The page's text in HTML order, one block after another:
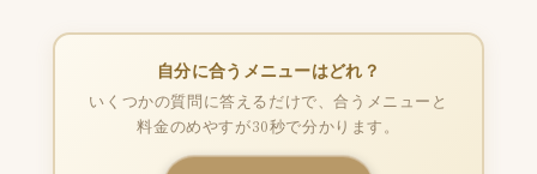
自分に合うメニューはどれ？
いくつかの質問に答えるだけで、合うメニューと
料金のめやすが30秒で分かります。